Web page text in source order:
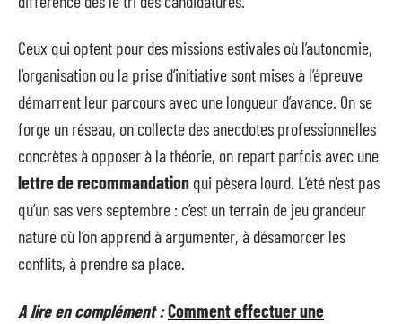
Ceux qui optent pour des missions estivales où l’autonomie,
l’organisation ou la prise d’initiative sont mises à l’épreuve
démarrent leur parcours avec une longueur d’avance. On se
forge un réseau, on collecte des anecdotes professionnelles
concrètes à opposer à la théorie, on repart parfois avec une
lettre de recommandation qui pèsera lourd. L’été n’est pas
qu’un sas vers septembre : c’est un terrain de jeu grandeur
nature où l’on apprend à argumenter, à désamorcer les
conflits, à prendre sa place.
A lire en complément :Comment effectuer une